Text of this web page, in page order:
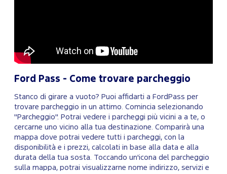
Ford Pass - Come trovare parcheggio
Stanco di girare a vuoto? Puoi affidarti a FordPass per
trovare parcheggio in un attimo. Comincia selezionando
"Parcheggio". Potrai vedere i parcheggi più vicini a a te, o
cercarne uno vicino alla tua destinazione. Comparirà una
mappa dove potrai vedere tutti i parcheggi, con la
disponibilità e i prezzi, calcolati in base alla data e alla
durata della tua sosta. Toccando un'icona del parcheggio
sulla mappa, potrai visualizzarne nome indirizzo, servizi e